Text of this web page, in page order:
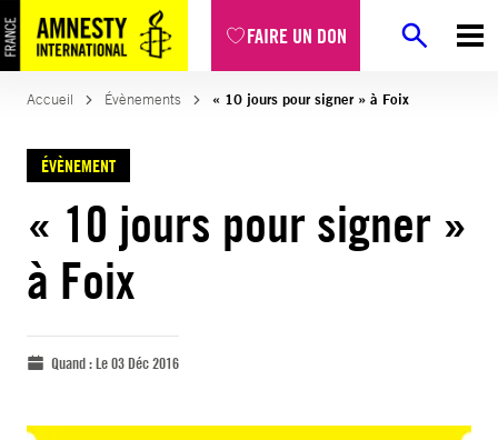
FAIRE UN DON
Accueil Évènements « 10 jours pour signer » à Foix
ÉVÈNEMENT
« 10 jours pour signer »
à Foix
Quand :Le 03 Déc 2016